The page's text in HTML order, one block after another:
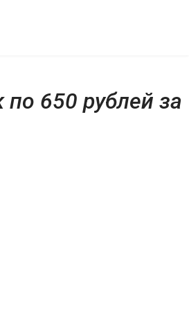
650 рублей за